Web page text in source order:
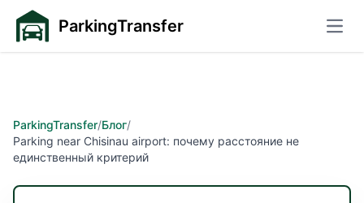
ParkingTransfer
ParkingTransfer/Блог/
Parking near Chisinau airport: почему расстояние не
единственный критерий